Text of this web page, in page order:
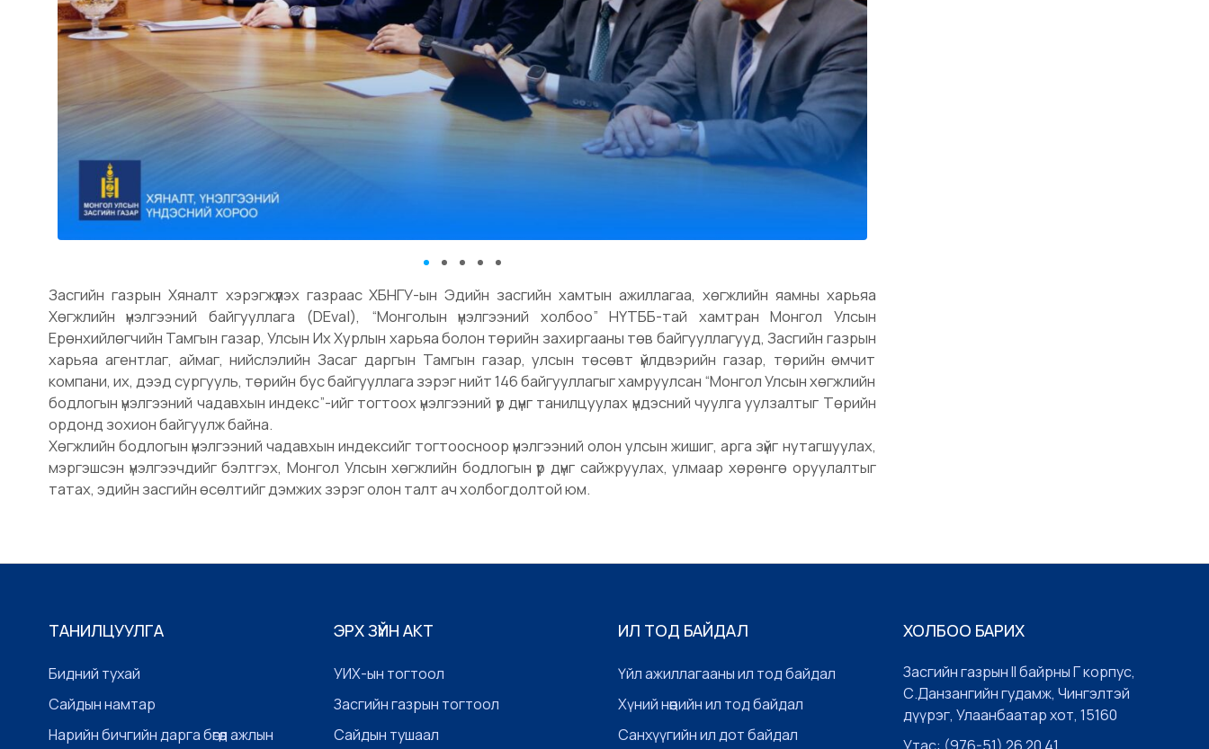
Засгийн газрын Хяналт хэрэгжүүлэх газраас ХБНГУ-ын Эдийн засгийн хамтын ажиллагаа, хөгжлийн яамны харьяа
Хөгжлийн үнэлгээний байгууллага (DEval), “Монголын үнэлгээний холбоо” НҮТББ-тай хамтран Монгол Улсын
Ерөнхийлөгчийн Тамгын газар, Улсын Их Хурлын харьяа болон төрийн захиргааны төв байгууллагууд, Засгийн газрын
харьяа агентлаг, аймаг, нийслэлийн Засаг даргын Тамгын газар, улсын төсөвт үйлдвэрийн газар, төрийн өмчит
компани, их, дээд сургууль, төрийн бус байгууллага зэрэг нийт 146 байгууллагыг хамруулсан “Монгол Улсын хөгжлийн
бодлогын үнэлгээний чадавхын индекс”-ийг тогтоох үнэлгээний үр дүнг танилцуулах үндэсний чуулга уулзалтыг Төрийн
ордонд зохион байгуулж байна.
Хөгжлийн бодлогын үнэлгээний чадавхын индексийг тогтоосноор үнэлгээний олон улсын жишиг, арга зүйг нутагшуулах,
мэргэшсэн үнэлгээчдийг бэлтгэх, Монгол Улсын хөгжлийн бодлогын үр дүнг сайжруулах, улмаар хөрөнгө оруулалтыг
татах, эдийн засгийн өсөлтийг дэмжих зэрэг олон талт ач холбогдолтой юм.
ТАНИЛЦУУЛГА
Бидний тухай
Сайдын намтар
Нарийн бичгийн дарга бөгөөд ажлын
ЭРХ ЗҮЙН АКТ
УИХ-ын тогтоол
Засгийн газрын тогтоол
Сайдын тушаал
ИЛ ТОД БАЙДАЛ
Үйл ажиллагааны ил тод байдал
Хүний нөөцийн ил тод байдал
Санхүүгийн ил дот байдал
ХОЛБОО БАРИХ
Засгийн газрын II байрны Г корпус,
С.Данзангийн гудамж, Чингэлтэй
дүүрэг, Улаанбаатар хот, 15160